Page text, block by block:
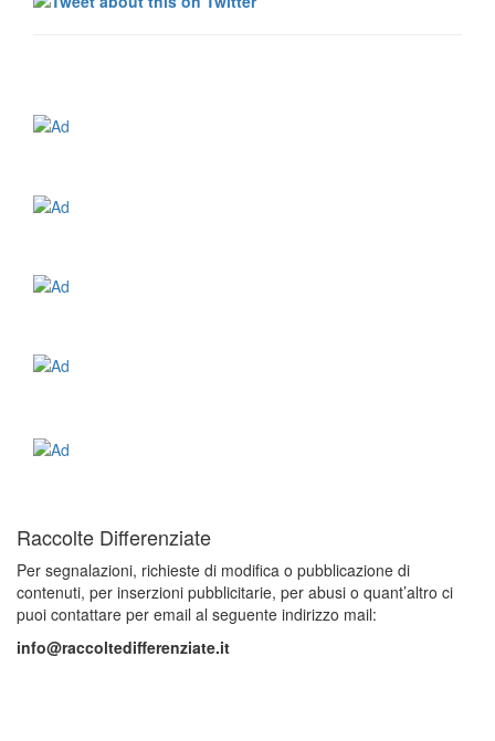
Raccolte Differenziate
Per segnalazioni, richieste di modifica o pubblicazione di
contenuti, per inserzioni pubblicitarie, per abusi o quant’altro ci
puoi contattare per email al seguente indirizzo mail:
info@raccoltedifferenziate.it